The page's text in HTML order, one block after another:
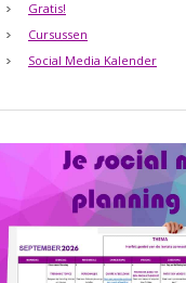
Gratis!
Cursussen
Social Media Kalender